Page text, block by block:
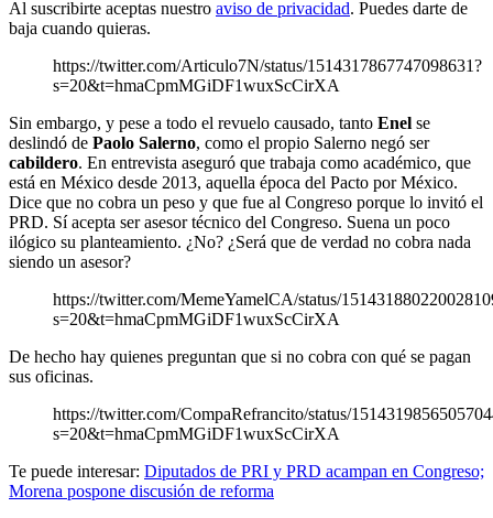
Al suscribirte aceptas nuestro aviso de privacidad. Puedes darte de
baja cuando quieras.
https://twitter.com/Articulo7N/status/1514317867747098631?
s=20&t=hmaCpmMGiDF1wuxScCirXA
Sin embargo, y pese a todo el revuelo causado, tanto Enel se
deslindó de Paolo Salerno, como el propio Salerno negó ser
cabildero. En entrevista aseguró que trabaja como académico, que
está en México desde 2013, aquella época del Pacto por México.
Dice que no cobra un peso y que fue al Congreso porque lo invitó el
PRD. Sí acepta ser asesor técnico del Congreso. Suena un poco
ilógico su planteamiento. ¿No? ¿Será que de verdad no cobra nada
siendo un asesor?
https://twitter.com/MemeYamelCA/status/
s=20&t=hmaCpmMGiDF1wuxScCirXA
De hecho hay quienes preguntan que si no cobra con qué se pagan
sus oficinas.
https://twitter.com/CompaRefrancito/status/
s=20&t=hmaCpmMGiDF1wuxScCirXA
Te puede interesar: Diputados de PRI y PRD acampan en Congreso;
Morena pospone discusión de reforma